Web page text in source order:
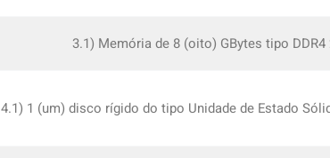
3.1) Memória de 8 (oito) GBytes tipo
4.1) 1 (um) disco rígido do tipo Unidade de Estado